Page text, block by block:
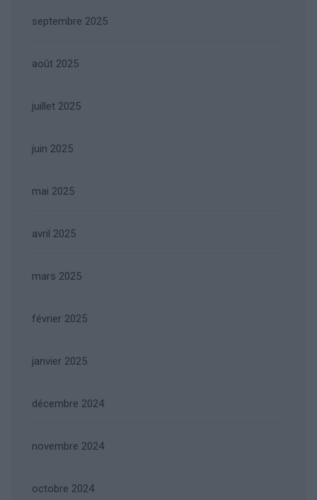
septembre 2025
août 2025
juillet 2025
juin 2025
mai 2025
avril 2025
mars 2025
février 2025
janvier 2025
décembre 2024
novembre 2024
octobre 2024